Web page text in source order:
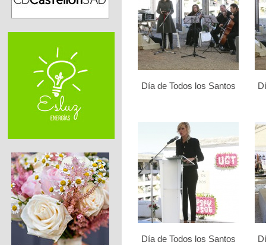
Día de Todos los Santos
Día de Todos los Santos